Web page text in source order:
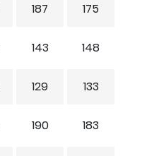
187 175
143 148
129 133
190 183